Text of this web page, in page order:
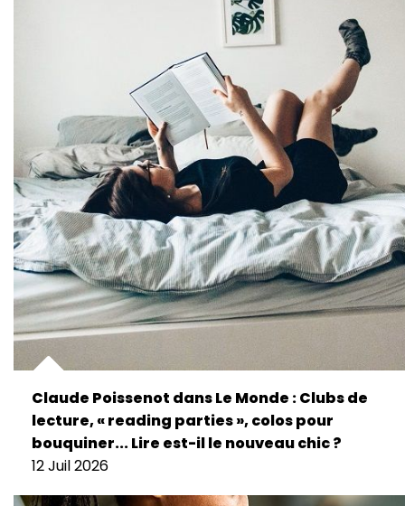
Claude Poissenot dans Le Monde : Clubs de
lecture, « reading parties », colos pour
bouquiner... Lire est-il le nouveau chic ?
12 Juil 2026